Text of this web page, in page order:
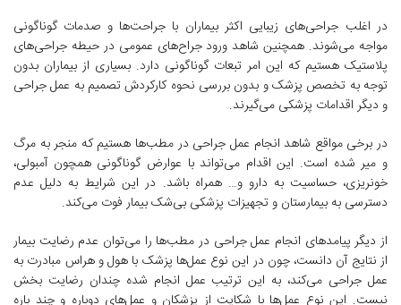
در اغلب جراحی‌های زیبایی اکثر بیماران با جراحت‌ها و صدمات گوناگونی
مواجه می‌شوند. همچنین شاهد ورود جراح‌های عمومی در حیطه جراحی‌های
پلاستیک هستیم که این امر تبعات گوناگونی دارد. بسیاری از بیماران بدون
توجه به تخصص پزشک و بدون بررسی نحوه کارکردش تصمیم به عمل جراحی
و دیگر اقدامات پزشکی می‌گیرند.
در برخی مواقع شاهد انجام عمل جراحی در مطب‌ها هستیم که منجر به مرگ
و میر شده است. این اقدام می‌تواند با عوارض گوناگونی همچون آمبولی،
خونریزی، حساسیت به دارو و… همراه باشد. در این شرایط به دلیل عدم
دسترسی به بیمارستان و تجهیزات پزشکی بی‌شک بیمار فوت می‌کند.
از دیگر پیامدهای انجام عمل جراحی در مطب‌ها را می‌توان عدم رضایت بیمار
از نتایج آن دانست، چون در این نوع عمل‌ها پزشک با هول و هراس مبادرت به
عمل جراحی می‌کند، به این ترتیب عمل انجام شده چندان رضایت بخش
نیست. این نوع عمل‌ها با شکایت از پزشکان و عمل‌های دوباره و چند باره